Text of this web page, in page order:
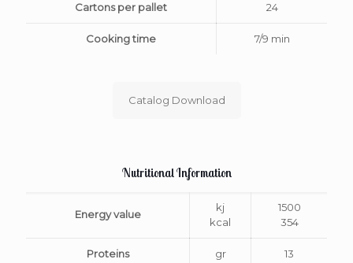
Cartons per pallet 24
Cooking time 7/9 min
Catalog Download
Nutritional Information
Energy value
kj
kcal
1500
354
Proteins gr 13